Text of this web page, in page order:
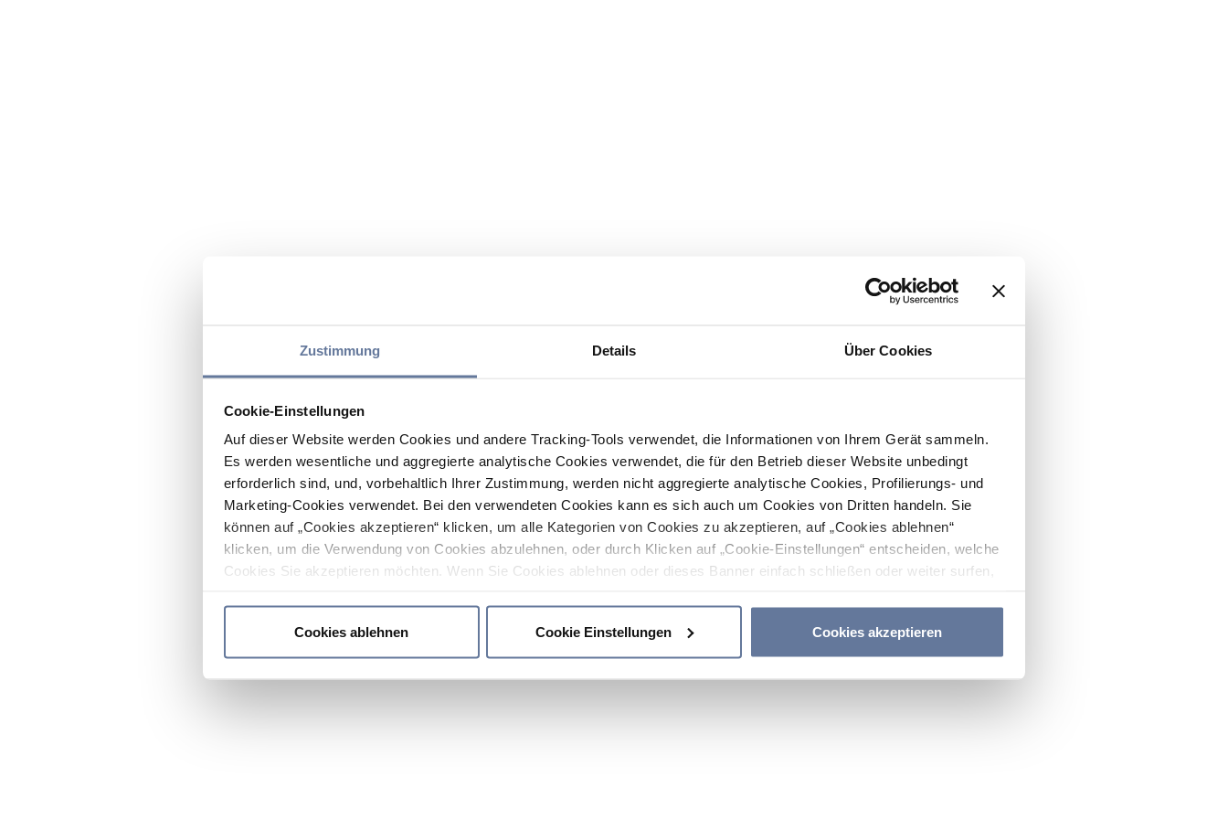
Zustimmung Details Über Cookies
Cookie-Einstellungen
Auf dieser Website werden Cookies und andere Tracking-Tools verwendet, die Informationen von Ihrem Gerät sammeln.
Es werden wesentliche und aggregierte analytische Cookies verwendet, die für den Betrieb dieser Website unbedingt
erforderlich sind, und, vorbehaltlich Ihrer Zustimmung, werden nicht aggregierte analytische Cookies, Profilierungs- und
Marketing-Cookies verwendet. Bei den verwendeten Cookies kann es sich auch um Cookies von Dritten handeln. Sie
können auf „Cookies akzeptieren“ klicken, um alle Kategorien von Cookies zu akzeptieren, auf „Cookies ablehnen“
klicken, um die Verwendung von Cookies abzulehnen, oder durch Klicken auf „Cookie-Einstellungen“ entscheiden, welche
Cookies Sie akzeptieren möchten. Wenn Sie Cookies ablehnen oder dieses Banner einfach schließen oder weiter surfen,
Cookies ablehnen
Cookie Einstellungen Cookies akzeptieren